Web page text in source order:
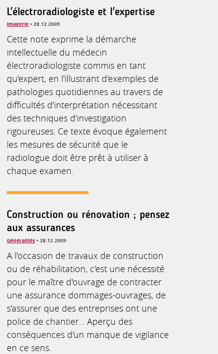
L'électroradiologiste et l'expertise
Imagerie • 28.12.2009
Cette note exprime la démarche
intellectuelle du médecin
électroradiologiste commis en tant
qu'expert, en l'illustrant d'exemples de
pathologies quotidiennes au travers de
difficultés d'interprétation nécessitant
des techniques d'investigation
rigoureuses. Ce texte évoque également
les mesures de sécurité que le
radiologue doit être prêt à utiliser à
chaque examen.
Construction ou rénovation ; pensez
aux assurances
Généralités • 28.12.2009
A l'occasion de travaux de construction
ou de réhabilitation, c'est une nécessité
pour le maître d'ouvrage de contracter
une assurance dommages-ouvrages, de
s'assurer que des entreprises ont une
police de chantier... Aperçu des
conséquences d'un manque de vigilance
en ce sens.